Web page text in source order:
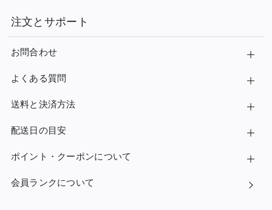
注文とサポート
お問合わせ
よくある質問
送料と決済方法
配送日の目安
ポイント・クーポンについて
会員ランクについて